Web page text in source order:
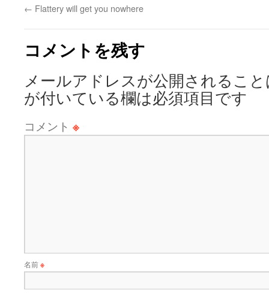
← Flattery will get you nowhere
コメントを残す
メールアドレスが公開されるこ
が付いている欄は必須項目です
コメント ※
名前※